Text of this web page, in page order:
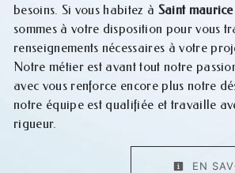
besoins. Si vous habitez à Saint
sommes à votre disposition pour vous
renseignements nécessaires à votre
Notre métier est avant tout notre
avec vous renforce encore plus notre
notre équipe est qualifiée et travaille
rigueur.
EN